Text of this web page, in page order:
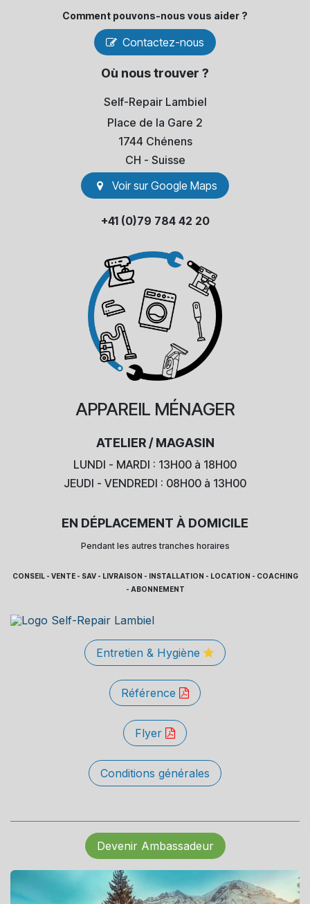
Comment pouvons-​nous vous aider ?
Contactez-nous
Où nous trouver ?
Self-Repair Lambiel
Place de la Gare 2
1744 Chénens
​CH - Suisse
Voir sur Go​​ogle Maps
+41 (0)79 784 42 20
APPAREIL MÉNAGER
ATELIER / MAGASIN
LUNDI - MARDI : 13H00 à 18H00
JEUDI - VENDREDI : 08H00 à 13H00
EN DÉPLACEMENT À DOMICILE
Pendant les autres tranches horaires
CONSEIL - VENTE - SAV - LIVRAISON - INSTALLATION - LOCATION - COACHING
- ABONNEMENT
Entretien & Hygiène
Référence
Flyer
Conditions générales
Devenir Ambassadeur